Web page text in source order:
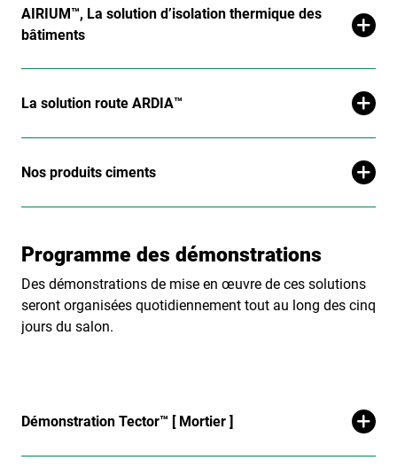
AIRIUM™, La solution d’isolation thermique des
bâtiments
La solution route ARDIA™
Nos produits ciments
Programme des démonstrations
Des démonstrations de mise en œuvre de ces solutions
seront organisées quotidiennement tout au long des cinq
jours du salon.
Démonstration Tector™ [ Mortier ]